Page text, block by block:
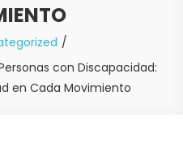
con Discapacidad:
en Cada Movimiento